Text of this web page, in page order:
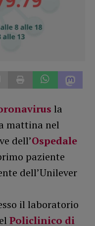
la
mattina nel
dell’Ospedale
paziente
dell’Unilever
il laboratorio
Policlinico di